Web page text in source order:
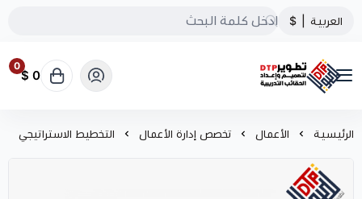
العربية $
تطوير الحقائب التدريبية
0
0 $
الرئيسية الأعمال تخصص إدارة الأعمال التخطيط الاستراتيجي